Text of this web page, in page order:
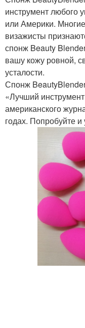
инструмент любого
или Америки.
визажисты
спонж Beauty
вашу кожу ровной,
усталости.
Спонж
«Лучший
американского
годах. Попробуйте